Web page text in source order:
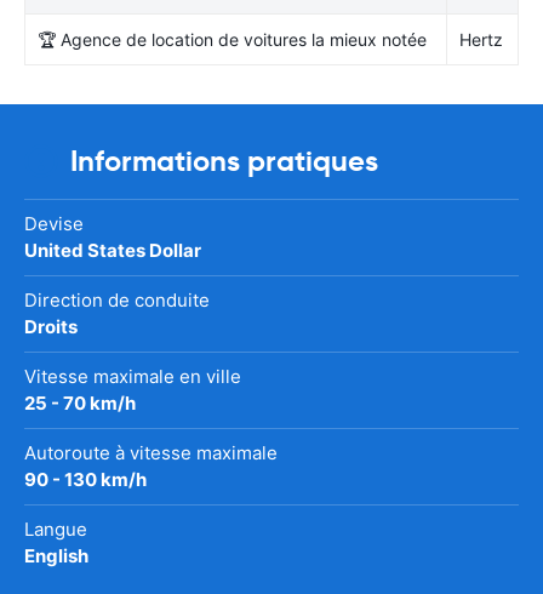
🏆 Agence de location de voitures la mieux notée Hertz
Informations pratiques
Devise
United States Dollar
Direction de conduite
Droits
Vitesse maximale en ville
25 - 70 km/h
Autoroute à vitesse maximale
90 - 130 km/h
Langue
English